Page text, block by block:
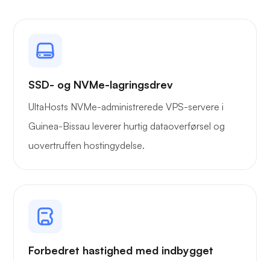
SSD- og NVMe-lagringsdrev
UltaHosts NVMe-administrerede VPS-servere i
Guinea-Bissau leverer hurtig dataoverførsel og
uovertruffen hostingydelse.
Forbedret hastighed med indbygget